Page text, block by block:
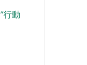
行動